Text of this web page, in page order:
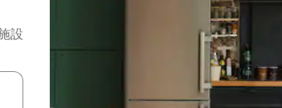
設
動するか、画面をタッチまたはスワイプして検索結